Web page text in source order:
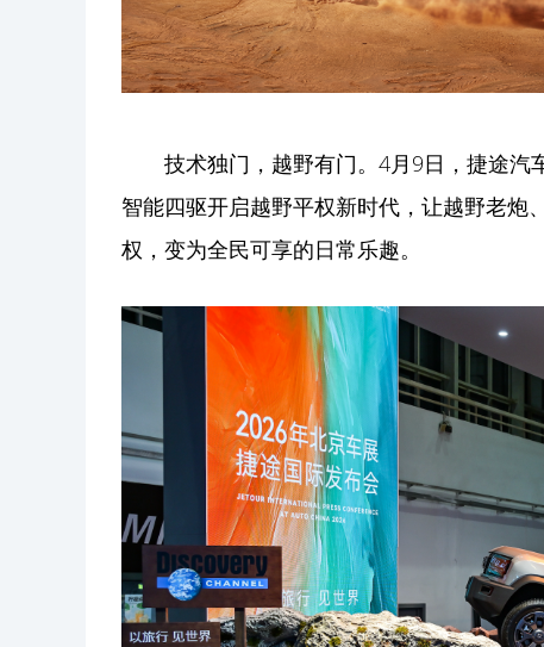
技术独门，越野有门。4月9日，捷途汽
智能四驱开启越野平权新时代，让越野老炮
权，变为全民可享的日常乐趣。